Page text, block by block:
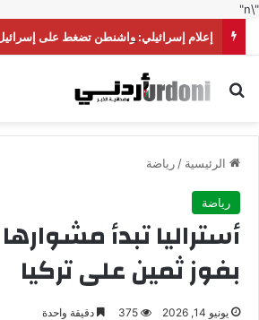
"\n"
إعلام إسرائيلي: واشنطن تضغط على
بحث عن
الرئيسية /رياضة
رياضة
أستراليا تبدأ
بفوز ثمين على تركيا
يونيو 14, 2026 375 دقيقة واحدة